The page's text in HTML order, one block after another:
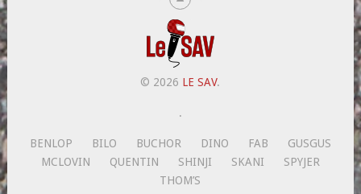
© 2026 LE SAV.
.
BENLOP BILO BUCHOR DINO FAB
GUSGUS
MCLOVIN
QUENTIN SHINJI SKANI
SPYJER
THOM’S